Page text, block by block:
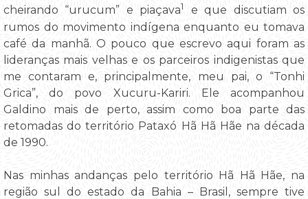
cheirando “urucum” e piaçava1
e que discutiam os
rumos do movimento indígena enquanto eu tomava
café da manhã. O pouco que escrevo aqui foram as
lideranças mais velhas e os parceiros indigenistas que
me contaram e, principalmente, meu pai, o “Tonhi
Grica”, do povo Xucuru-Kariri. Ele acompanhou
Galdino mais de perto, assim como boa parte das
retomadas do território Pataxó Hã Hã Hãe na década
de 1990.
Nas minhas andanças pelo território Hã Hã Hãe, na
região sul do estado da Bahia – Brasil, sempre tive